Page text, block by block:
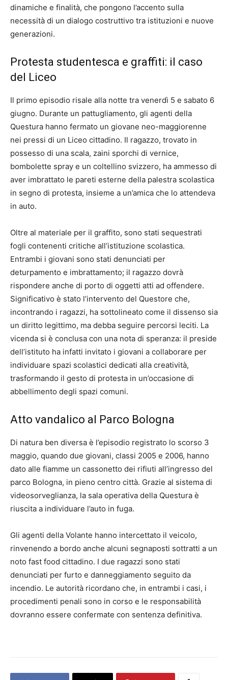
dinamiche e finalità, che pongono l’accento sulla
necessità di un dialogo costruttivo tra istituzioni e nuove
generazioni.
Protesta studentesca e graffiti: il caso
del Liceo
Il primo episodio risale alla notte tra venerdì 5 e sabato 6
giugno. Durante un pattugliamento, gli agenti della
Questura hanno fermato un giovane neo-maggiorenne
nei pressi di un Liceo cittadino. Il ragazzo, trovato in
possesso di una scala, zaini sporchi di vernice,
bombolette spray e un coltellino svizzero, ha ammesso di
aver imbrattato le pareti esterne della palestra scolastica
in segno di protesta, insieme a un’amica che lo attendeva
in auto.
Oltre al materiale per il graffito, sono stati sequestrati
fogli contenenti critiche all’istituzione scolastica.
Entrambi i giovani sono stati denunciati per
deturpamento e imbrattamento; il ragazzo dovrà
rispondere anche di porto di oggetti atti ad offendere.
Significativo è stato l’intervento del Questore che,
incontrando i ragazzi, ha sottolineato come il dissenso sia
un diritto legittimo, ma debba seguire percorsi leciti. La
vicenda si è conclusa con una nota di speranza: il preside
dell’istituto ha infatti invitato i giovani a collaborare per
individuare spazi scolastici dedicati alla creatività,
trasformando il gesto di protesta in un’occasione di
abbellimento degli spazi comuni.
Atto vandalico al Parco Bologna
Di natura ben diversa è l’episodio registrato lo scorso 3
maggio, quando due giovani, classi 2005 e 2006, hanno
dato alle fiamme un cassonetto dei rifiuti all’ingresso del
parco Bologna, in pieno centro città. Grazie al sistema di
videosorveglianza, la sala operativa della Questura è
riuscita a individuare l’auto in fuga.
Gli agenti della Volante hanno intercettato il veicolo,
rinvenendo a bordo anche alcuni segnaposti sottratti a un
noto fast food cittadino. I due ragazzi sono stati
denunciati per furto e danneggiamento seguito da
incendio. Le autorità ricordano che, in entrambi i casi, i
procedimenti penali sono in corso e le responsabilità
dovranno essere confermate con sentenza definitiva.